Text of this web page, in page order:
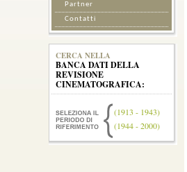
Partner
Contatti
CERCA NELLA
BANCA DATI DELLA
REVISIONE
CINEMATOGRAFICA:
(1913 - 1943)
(1944 - 2000)